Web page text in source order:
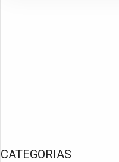
CATEGORIAS